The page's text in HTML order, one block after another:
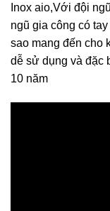
Inox aio,Với đội
ngũ gia công có
sao mang đến cho
dễ sử dụng và đặc
10 năm